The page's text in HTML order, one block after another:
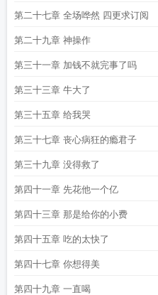
第二十七章 全场哗然 四更求订阅
第二十九章 神操作
第三十一章 加钱不就完事了吗
第三十三章 牛大了
第三十五章 给我哭
第三十七章 丧心病狂的瘾君子
第三十九章 没得救了
第四十一章 先花他一个亿
第四十三章 那是给你的小费
第四十五章 吃的太快了
第四十七章 你想得美
第四十九章 一直喝